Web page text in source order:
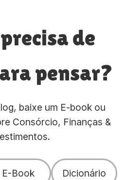
de
pensar?
baixe um E-book ou
Consórcio, Finanças &
E-Book Dicionário